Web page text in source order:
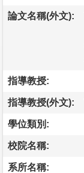
論文名稱(外文):
指導教授:
指導教授(外文):
學位類別:
校院名稱:
系所名稱: